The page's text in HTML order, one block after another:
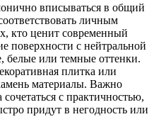
вписываться в общий
личным
кто ценит современный
поверхности с нейтральной
или темные оттенки.
плитка или
материалы. Важно
с практичностью,
придут в негодность или